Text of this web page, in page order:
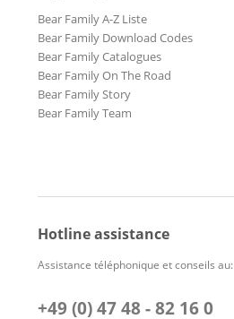
Bear Family A-Z Liste
Bear Family Download Codes
Bear Family Catalogues
Bear Family On The Road
Bear Family Story
Bear Family Team
Hotline assistance
Assistance téléphonique et conseils au:
+49 (0) 47 48 - 82 16 0